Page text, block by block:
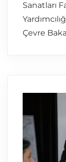
Sanatları
Çevre